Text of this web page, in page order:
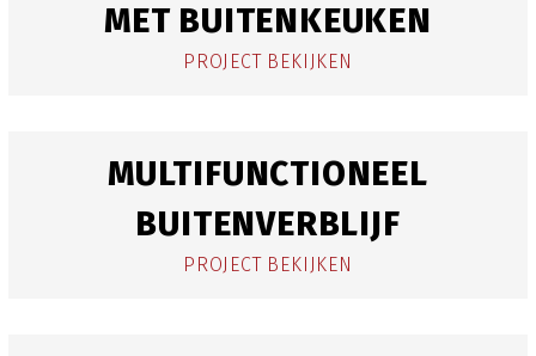
MET BUITENKEUKEN
PROJECT BEKIJKEN
MULTIFUNCTIONEEL
BUITENVERBLIJF
PROJECT BEKIJKEN